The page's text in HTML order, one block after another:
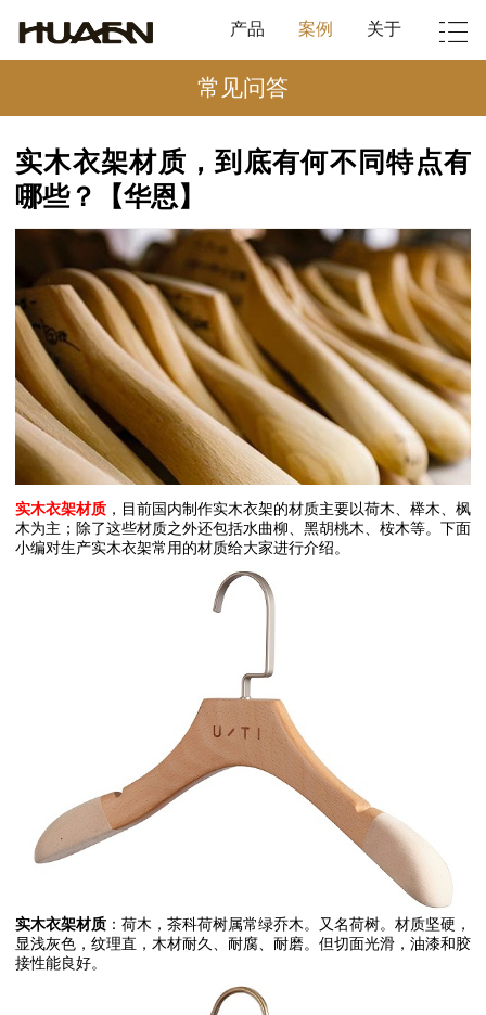
产品 案例 关于
常见问答
实木衣架材质，到底有何不同特点有
哪些？【华恩】
实木衣架材质 ，目前国内制作实木衣架的材质主要以荷木、榉木、枫
木为主；除了这些材质之外还包括水曲柳、黑胡桃木、桉木等。下面
小编对生产实木衣架常用的材质给大家进行介绍。
实木衣架材质 ：荷木，茶科荷树属常绿乔木。又名荷树。材质坚硬，
显浅灰色，纹理直，木材耐久、耐腐、耐磨。但切面光滑，油漆和胶
接性能良好。